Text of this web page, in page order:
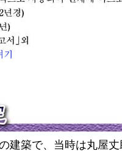
建築で、当時は丸屋丈